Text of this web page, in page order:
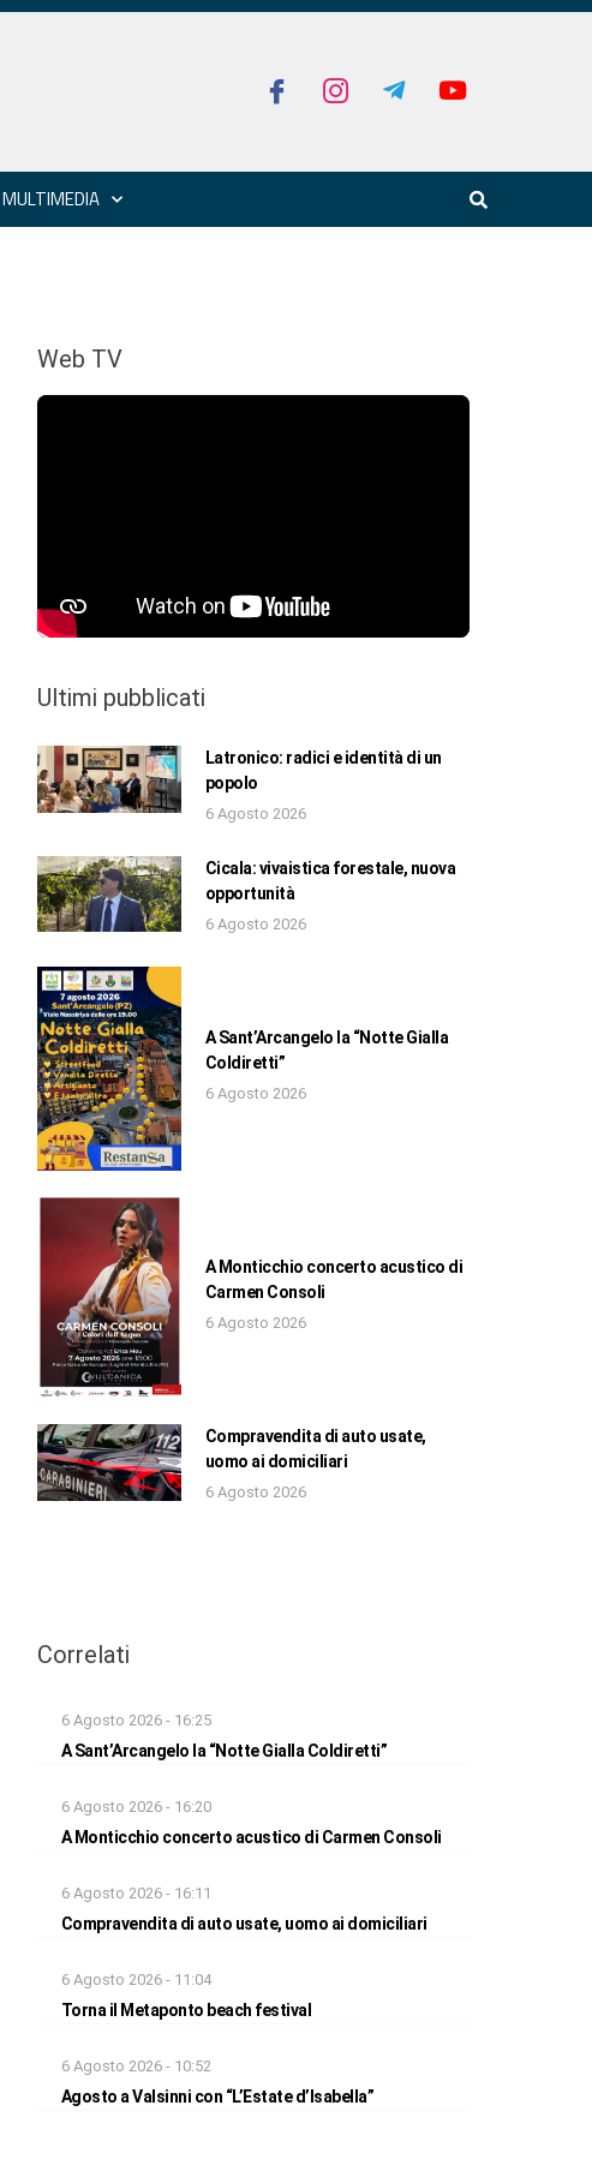
MULTIMEDIA
Web TV
Ultimi pubblicati
Latronico: radici e identità di un
popolo
6 Agosto 2026
Cicala: vivaistica forestale, nuova
opportunità
6 Agosto 2026
A Sant’Arcangelo la “Notte Gialla
Coldiretti”
6 Agosto 2026
A Monticchio concerto acustico di
Carmen Consoli
6 Agosto 2026
Compravendita di auto usate,
uomo ai domiciliari
6 Agosto 2026
Correlati
6 Agosto 2026 - 16:25
A Sant’Arcangelo la “Notte Gialla Coldiretti”
6 Agosto 2026 - 16:20
A Monticchio concerto acustico di Carmen Consoli
6 Agosto 2026 - 16:11
Compravendita di auto usate, uomo ai domiciliari
6 Agosto 2026 - 11:04
Torna il Metaponto beach festival
6 Agosto 2026 - 10:52
Agosto a Valsinni con “L’Estate d’Isabella”